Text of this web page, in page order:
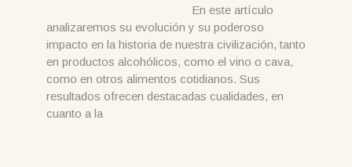
En este artículo
analizaremos su evolución y su poderoso
impacto en la historia de nuestra civilización, tanto
en productos alcohólicos, como el vino o cava,
como en otros alimentos cotidianos. Sus
resultados ofrecen destacadas cualidades, en
cuanto a la